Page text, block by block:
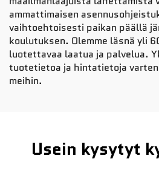
ammattimaisen
vaihtoehtoisesti paikan päällä
koulutuksen. Olemme läsnä yli
luotettavaa laatua ja palvelua.
tuotetietoa ja hintatietoja
meihin.
Usein kysytyt